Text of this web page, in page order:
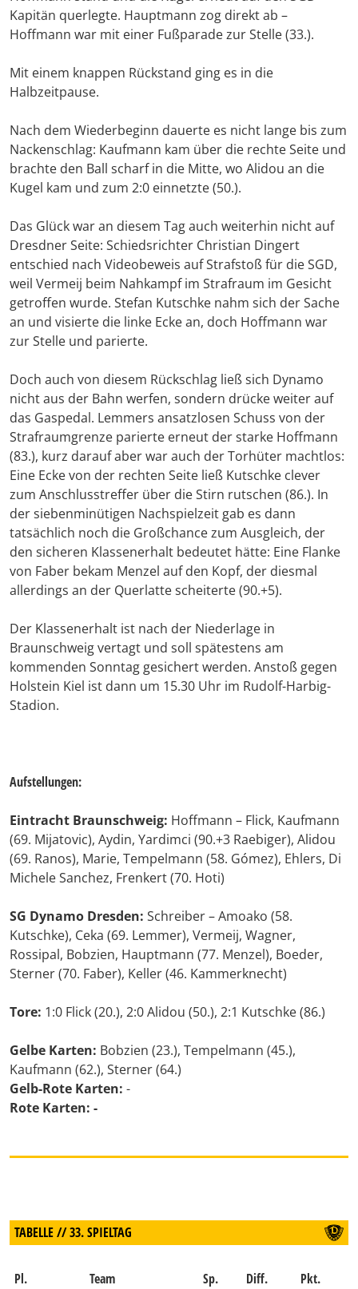
Kapitän querlegte. Hauptmann zog direkt ab –
Hoffmann war mit einer Fußparade zur Stelle (33.).
Mit einem knappen Rückstand ging es in die
Halbzeitpause.
Nach dem Wiederbeginn dauerte es nicht lange bis zum
Nackenschlag: Kaufmann kam über die rechte Seite und
brachte den Ball scharf in die Mitte, wo Alidou an die
Kugel kam und zum 2:0 einnetzte (50.).
Das Glück war an diesem Tag auch weiterhin nicht auf
Dresdner Seite: Schiedsrichter Christian Dingert
entschied nach Videobeweis auf Strafstoß für die SGD,
weil Vermeij beim Nahkampf im Strafraum im Gesicht
getroffen wurde. Stefan Kutschke nahm sich der Sache
an und visierte die linke Ecke an, doch Hoffmann war
zur Stelle und parierte.
Doch auch von diesem Rückschlag ließ sich Dynamo
nicht aus der Bahn werfen, sondern drücke weiter auf
das Gaspedal. Lemmers ansatzlosen Schuss von der
Strafraumgrenze parierte erneut der starke Hoffmann
(83.), kurz darauf aber war auch der Torhüter machtlos:
Eine Ecke von der rechten Seite ließ Kutschke clever
zum Anschlusstreffer über die Stirn rutschen (86.). In
der siebenminütigen Nachspielzeit gab es dann
tatsächlich noch die Großchance zum Ausgleich, der
den sicheren Klassenerhalt bedeutet hätte: Eine Flanke
von Faber bekam Menzel auf den Kopf, der diesmal
allerdings an der Querlatte scheiterte (90.+5).
Der Klassenerhalt ist nach der Niederlage in
Braunschweig vertagt und soll spätestens am
kommenden Sonntag gesichert werden. Anstoß gegen
Holstein Kiel ist dann um 15.30 Uhr im Rudolf-Harbig-
Stadion.
Aufstellungen:
Eintracht Braunschweig: Hoffmann – Flick, Kaufmann
(69. Mijatovic), Aydin, Yardimci (90.+3 Raebiger), Alidou
(69. Ranos), Marie, Tempelmann (58. Gómez), Ehlers, Di
Michele Sanchez, Frenkert (70. Hoti)
SG Dynamo Dresden: Schreiber – Amoako (58.
Kutschke), Ceka (69. Lemmer), Vermeij, Wagner,
Rossipal, Bobzien, Hauptmann (77. Menzel), Boeder,
Sterner (70. Faber), Keller (46. Kammerknecht)
Tore: 1:0 Flick (20.), 2:0 Alidou (50.), 2:1 Kutschke (86.)
Gelbe Karten: Bobzien (23.), Tempelmann (45.),
Kaufmann (62.), Sterner (64.)
Gelb-Rote Karten: -
Rote Karten: -
TABELLE // 33. SPIELTAG
Pl. Team Sp. Diff.
Pkt.